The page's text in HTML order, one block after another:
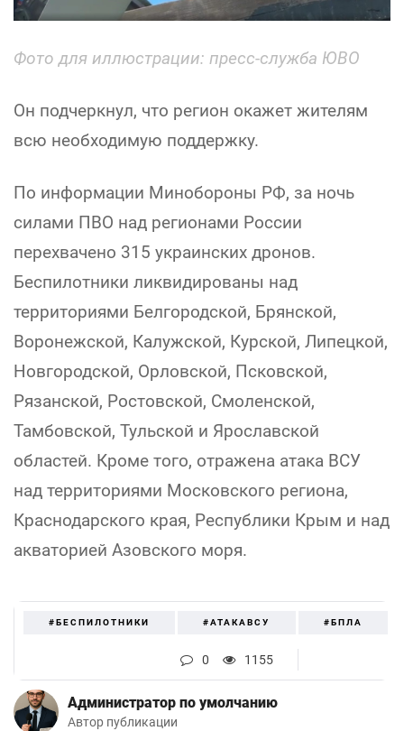
Фото для иллюстрации: пресс-служба ЮВО
Он подчеркнул, что регион окажет жителям
всю необходимую поддержку.
По информации Минобороны РФ, за ночь
силами ПВО над регионами России
перехвачено 315 украинских дронов.
Беспилотники ликвидированы над
территориями Белгородской, Брянской,
Воронежской, Калужской, Курской, Липецкой,
Новгородской, Орловской, Псковской,
Рязанской, Ростовской, Смоленской,
Тамбовской, Тульской и Ярославской
областей. Кроме того, отражена атака ВСУ
над территориями Московского региона,
Краснодарского края, Республики Крым и над
акваторией Азовского моря.
#БЕСПИЛОТНИКИ #АТАКАВСУ #БПЛА
0 1155
Администратор по умолчанию
Автор публикации